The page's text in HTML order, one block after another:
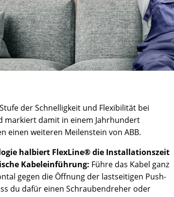
der Schnelligkeit und Flexibilität bei
markiert damit in einem Jahrhundert
einen weiteren Meilenstein von ABB.
halbiert FlexLine® die Installationszeit
Kabeleinführung: Führe das Kabel ganz
gegen die Öffnung der lastseitigen Push-
du dafür einen Schraubendreher oder